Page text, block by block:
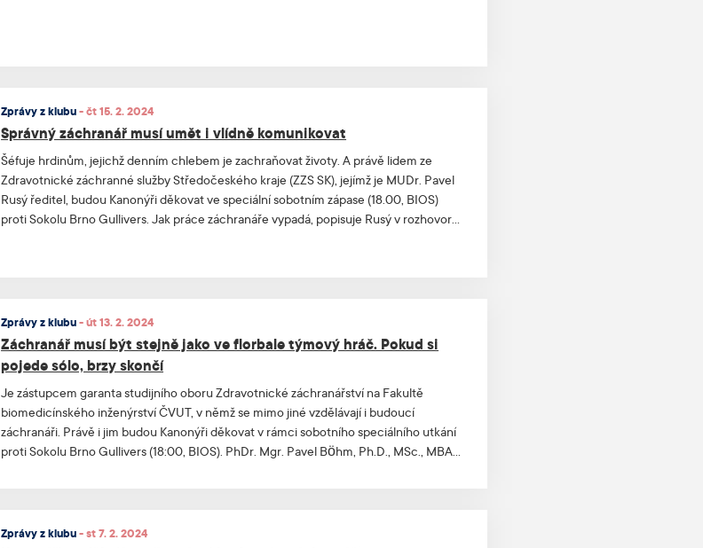
Zprávy z klubu -čt 15. 2. 2024
Správný záchranář musí umět i vlídně komunikovat
Šéfuje hrdinům, jejichž denním chlebem je zachraňovat životy. A právě lidem ze
Zdravotnické záchranné služby Středočeského kraje (ZZS SK), jejímž je MUDr. Pavel
Rusý ředitel, budou Kanonýři děkovat ve speciální sobotním zápase (18.00, BIOS)
proti Sokolu Brno Gullivers. Jak práce záchranáře vypadá, popisuje Rusý v rozhovoru
Zprávy z klubu -út 13. 2. 2024
Záchranář musí být stejně jako ve florbale týmový hráč. Pokud si
pojede sólo, brzy skončí
Je zástupcem garanta studijního oboru Zdravotnické záchranářství na Fakultě
biomedicínského inženýrství ČVUT, v němž se mimo jiné vzdělávají i budoucí
záchranáři. Právě i jim budou Kanonýři děkovat v rámci sobotního speciálního utkání
proti Sokolu Brno Gullivers (18:00, BIOS). PhDr. Mgr. Pavel Böhm, Ph.D., MSc., MBA
Zprávy z klubu -st 7. 2. 2024